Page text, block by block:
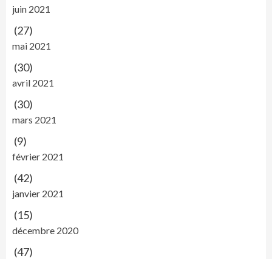
juin 2021
(27)
mai 2021
(30)
avril 2021
(30)
mars 2021
(9)
février 2021
(42)
janvier 2021
(15)
décembre 2020
(47)